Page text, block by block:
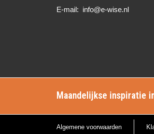
E-mail: info@e-wise.nl
Maandelijkse inspiratie
Algemene voorwaarden